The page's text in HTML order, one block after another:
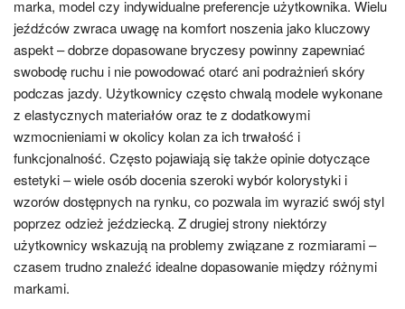
marka, model czy indywidualne preferencje użytkownika. Wielu
jeźdźców zwraca uwagę na komfort noszenia jako kluczowy
aspekt – dobrze dopasowane bryczesy powinny zapewniać
swobodę ruchu i nie powodować otarć ani podrażnień skóry
podczas jazdy. Użytkownicy często chwalą modele wykonane
z elastycznych materiałów oraz te z dodatkowymi
wzmocnieniami w okolicy kolan za ich trwałość i
funkcjonalność. Często pojawiają się także opinie dotyczące
estetyki – wiele osób docenia szeroki wybór kolorystyki i
wzorów dostępnych na rynku, co pozwala im wyrazić swój styl
poprzez odzież jeździecką. Z drugiej strony niektórzy
użytkownicy wskazują na problemy związane z rozmiarami –
czasem trudno znaleźć idealne dopasowanie między różnymi
markami.